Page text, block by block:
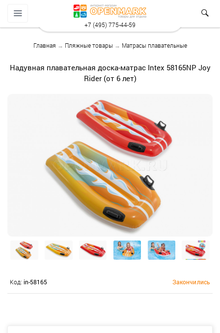
+7 (495) 775-44-59
Главная → Пляжные товары → Матрасы плавательные
Надувная плавательная доска-матрас Intex 58165NP Joy
Rider (от 6 лет)
Код: in-58165 Закончились